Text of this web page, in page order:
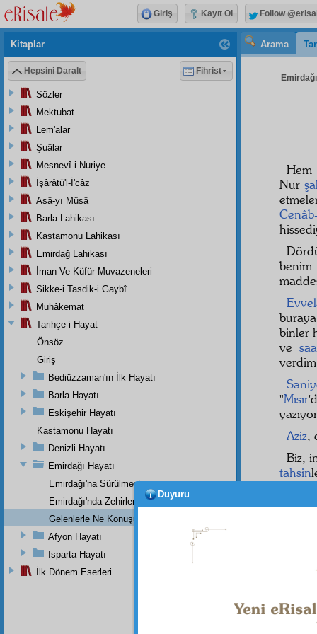
Arama
Hem
Nur
benim
binler
ve
"Mısır
Aziz,
Biz,
tahsin
Kitaplar
Hepsini Daralt Fihrist
Sözler
Mektubat
Lem'alar
Şuâlar
Mesnevî-i Nuriye
İşârâtü'l-İ'câz
Asâ-yı Mûsâ
Barla Lahikası
Kastamonu Lahikası
Emirdağ Lahikası
İman Ve Küfür Muvazeneleri
Sikke-i Tasdik-i Gaybî
Muhâkemat
Tarihçe-i Hayat
Önsöz
Giriş
Bediüzzaman'ın İlk Hayatı
Barla Hayatı
Eskişehir Hayatı
Kastamonu Hayatı
Denizli Hayatı
Emirdağı Hayatı
Emirdağı'na Sürülmesi
Emirdağı'nda Zehirlenmesi
Gelenlerle Ne Konuşurdu?
Afyon Hayatı
Isparta Hayatı
İlk Dönem Eserleri
Giriş Kayıt Ol Follow
Duyuru